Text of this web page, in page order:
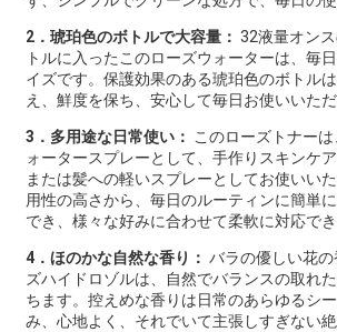
2．琥珀色のボトルで大容量： 32液量オン
トルに入ったこのローズウォーターは、毎
イズです。保護効果のある琥珀色のボトル
え、鮮度を保ち、安心して毎日お使いいただ
3．多用途な日常使い：
このローズトナー
ォータースプレーとして、手作りスキンケア
または髪への軽いスプレーとしてお使いい
用性の高さから、毎日のルーティンに簡単
でき、様々な好みに合わせて柔軟に対応でき
4．ほのかな自然な香り： バラの優しい花
ズハイドロゾルは、自然でバランスの取れ
ちます。控えめな香りは日常のあらゆるシ
み、心地よく、それでいて主張しすぎない